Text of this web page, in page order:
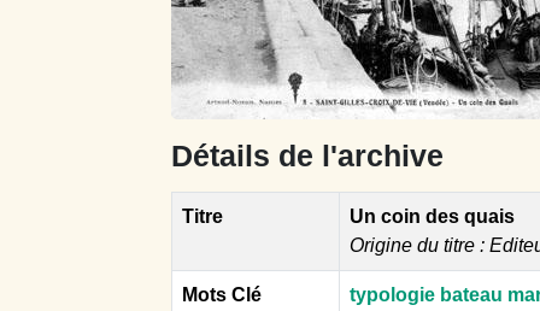
Détails de l'archive
Titre
Un coin des quais
Origine du titre :
Mots Clé
typologie bateau